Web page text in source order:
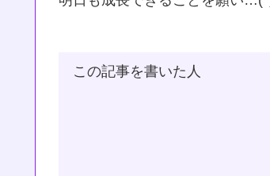
この記事を書いた人